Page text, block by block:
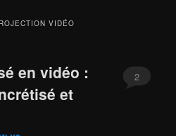
VIDÉO
en vidéo :
et
2